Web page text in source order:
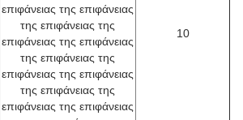
επιφάνειας της επιφάνειας
της επιφάνειας της
επιφάνειας της επιφάνειας
της επιφάνειας της
επιφάνειας της επιφάνειας
της επιφάνειας της
επιφάνειας της επιφάνειας
10